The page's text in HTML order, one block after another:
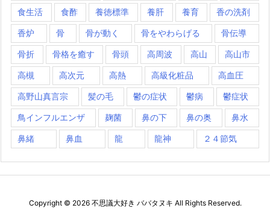
食生活 食酢 養徳標準 養肝 養育 香の洗剤
香炉 骨 骨が動く 骨をやわらげる 骨伝導
骨折 骨格を癒す 骨頭 高周波 高山 高山市
高槻 高次元 高熱 高級化粧品 高血圧
高野山真言宗 髪の毛 鬱の症状 鬱病 鬱症状
鳥インフルエンザ 麹菌 鼻の下 鼻の奥 鼻水
鼻緒 鼻血 龍 龍神 ２４節気
Copyright © 2026 不思議大好き ババタヌキ All Rights Reserved.